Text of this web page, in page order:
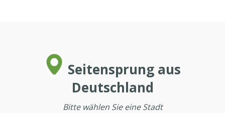
Seitensprung aus
Deutschland
Bitte wählen Sie eine Stadt